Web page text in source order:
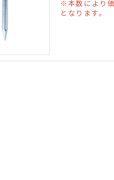
※本数により
となります。